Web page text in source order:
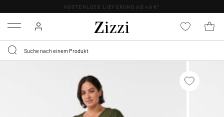
KOSTENLOSE LIEFERUNG AB 49 €*
Menu